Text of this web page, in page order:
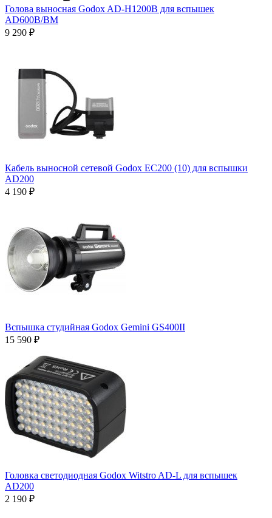
Голова выносная Godox AD-H1200B для вспышек
AD600B/BM
9 290 ₽
Кабель выносной сетевой Godox ЕС200 (10) для вспышки
AD200
4 190 ₽
Вспышка студийная Godox Gemini GS400II
15 590 ₽
Головка светодиодная Godox Witstro AD-L для вспышек
AD200
2 190 ₽